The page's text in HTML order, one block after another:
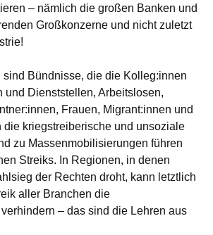
– nämlich die großen Banken und
Großkonzerne und nicht zuletzt
sind Bündnisse, die die Kolleg:innen
und Dienststellen, Arbeitslosen,
Frauen, Migrant:innen und
die kriegstreiberische und unsoziale
zu Massenmobilisierungen führen
Streiks. In Regionen, in denen
der Rechten droht, kann letztlich
aller Branchen die
– das sind die Lehren aus